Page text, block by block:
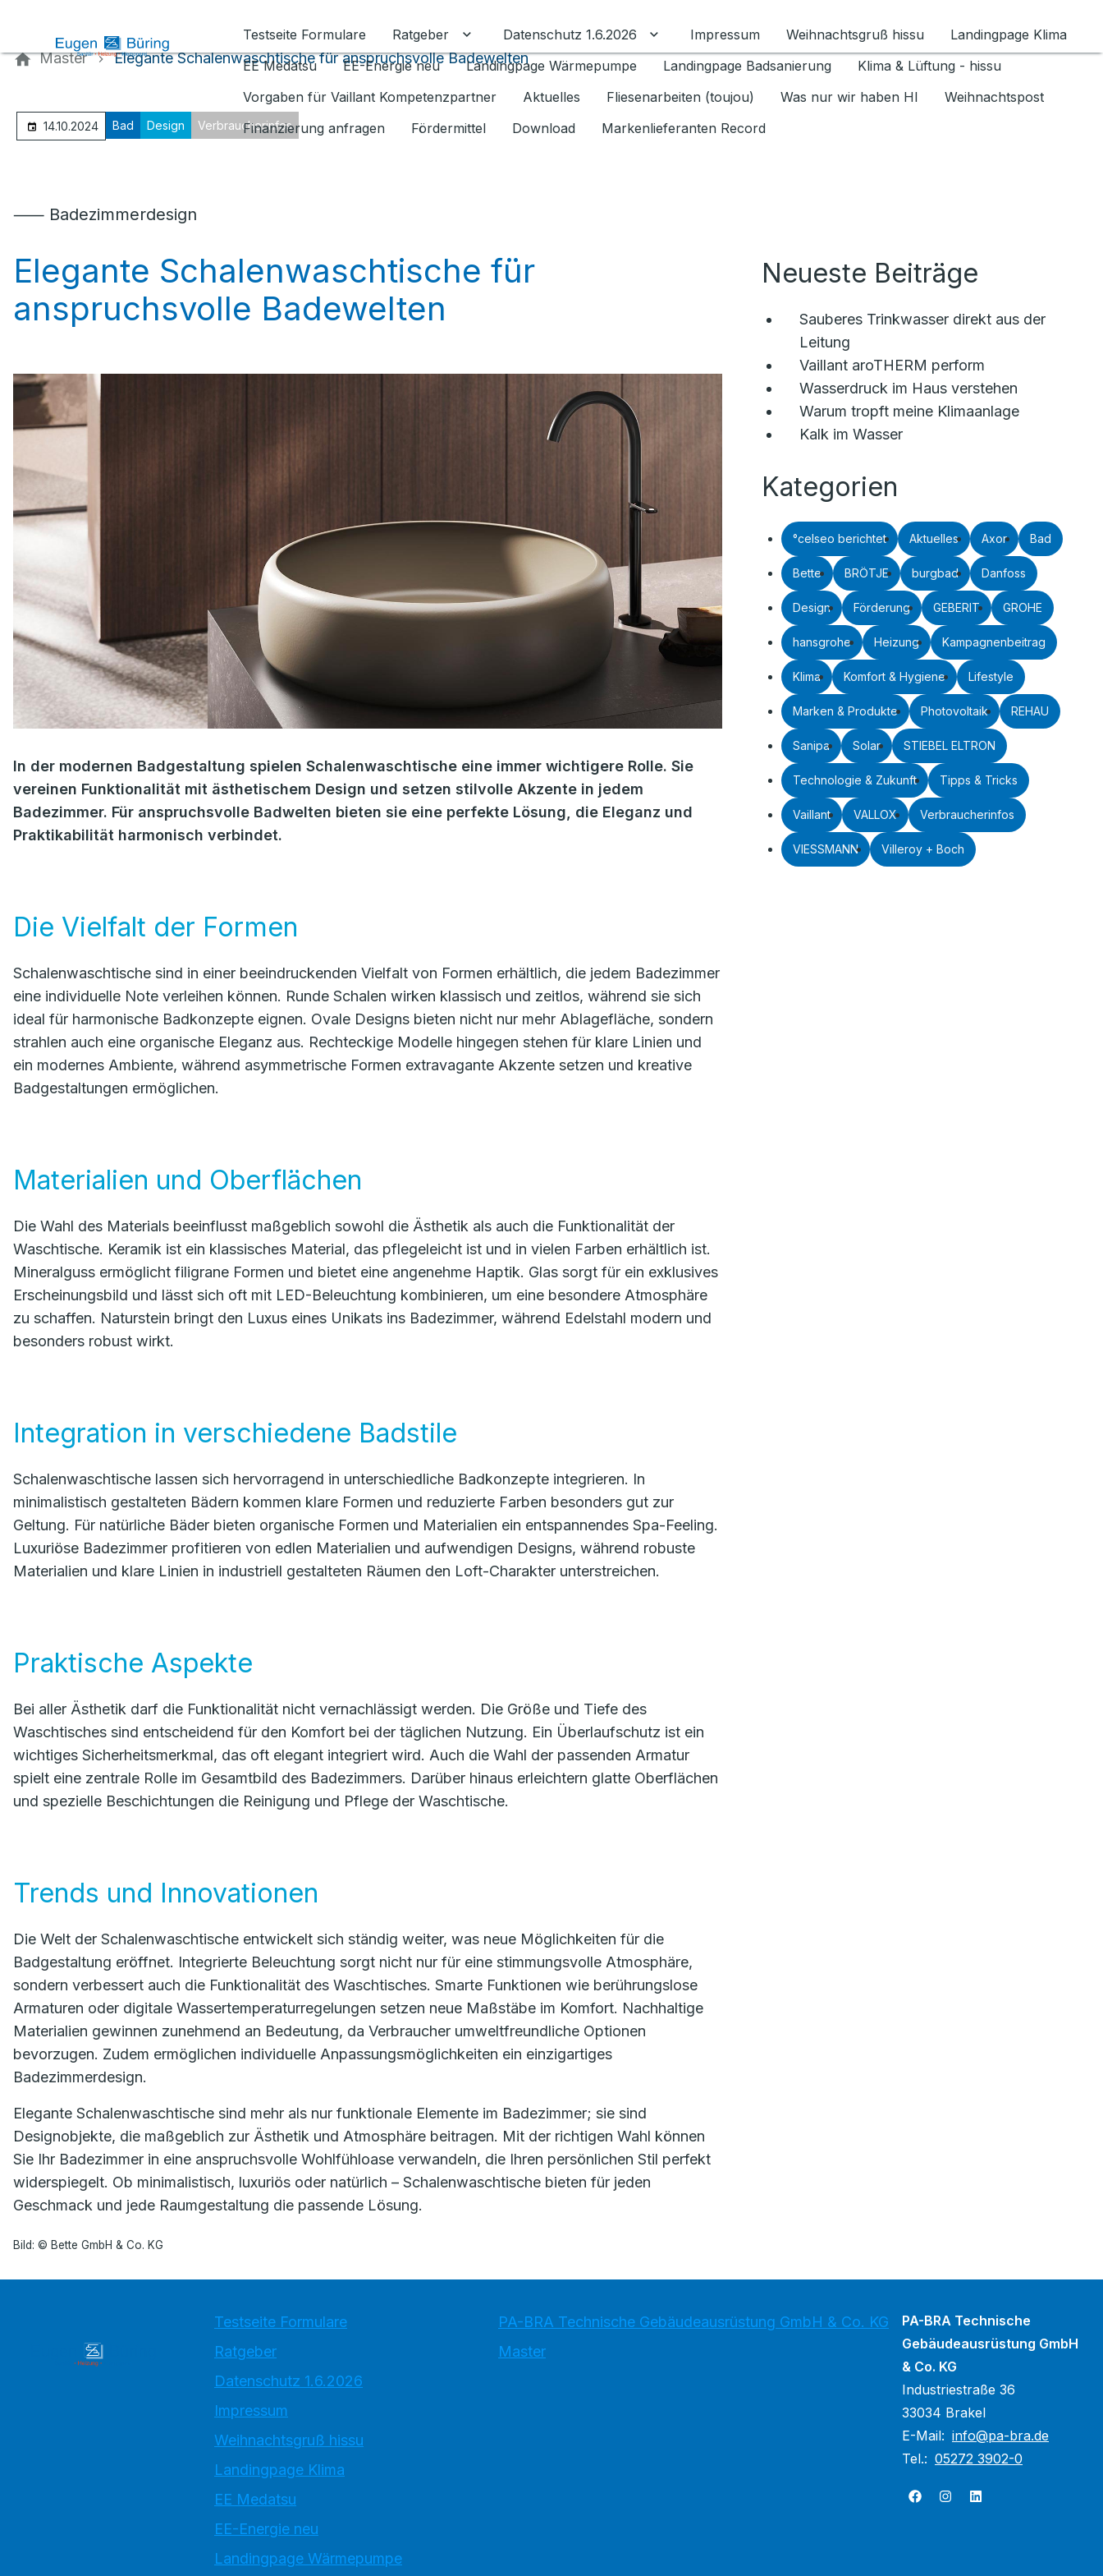
Testseite Formulare
Ratgeber Untermenü für Ratgeber umschalten
Datenschutz 1.6.2026 Untermenü für Datenschutz 1.6.2026 umschalten
Impressum Weihnachtsgruß hissu
Landingpage Klima
EE Medatsu
EE-Energie neu Landingpage Wärmepumpe Landingpage Badsanierung
Klima & Lüftung - hissu
Vorgaben für Vaillant Kompetenzpartner
Aktuelles Fliesenarbeiten (toujou) Was nur wir haben HI
Weihnachtspost
Finanzierung anfragen
Fördermittel Download Markenlieferanten Record
Master Elegante Schalenwaschtische für anspruchsvolle Badewelten
14.10.2024 Bad Design Verbraucherinfos
⸺ Badezimmerdesign
Elegante Schalenwaschtische für
anspruchsvolle Badewelten
In der modernen Badgestaltung spielen Schalenwaschtische eine immer wichtigere Rolle. Sie
vereinen Funktionalität mit ästhetischem Design und setzen stilvolle Akzente in jedem
Badezimmer. Für anspruchsvolle Badwelten bieten sie eine perfekte Lösung, die Eleganz und
Praktikabilität harmonisch verbindet.
Die Vielfalt der Formen
Schalenwaschtische sind in einer beeindruckenden Vielfalt von Formen erhältlich, die jedem Badezimmer
eine individuelle Note verleihen können. Runde Schalen wirken klassisch und zeitlos, während sie sich
ideal für harmonische Badkonzepte eignen. Ovale Designs bieten nicht nur mehr Ablagefläche, sondern
strahlen auch eine organische Eleganz aus. Rechteckige Modelle hingegen stehen für klare Linien und
ein modernes Ambiente, während asymmetrische Formen extravagante Akzente setzen und kreative
Badgestaltungen ermöglichen.
Materialien und Oberflächen
Die Wahl des Materials beeinflusst maßgeblich sowohl die Ästhetik als auch die Funktionalität der
Waschtische. Keramik ist ein klassisches Material, das pflegeleicht ist und in vielen Farben erhältlich ist.
Mineralguss ermöglicht filigrane Formen und bietet eine angenehme Haptik. Glas sorgt für ein exklusives
Erscheinungsbild und lässt sich oft mit LED-Beleuchtung kombinieren, um eine besondere Atmosphäre
zu schaffen. Naturstein bringt den Luxus eines Unikats ins Badezimmer, während Edelstahl modern und
besonders robust wirkt.
Integration in verschiedene Badstile
Schalenwaschtische lassen sich hervorragend in unterschiedliche Badkonzepte integrieren. In
minimalistisch gestalteten Bädern kommen klare Formen und reduzierte Farben besonders gut zur
Geltung. Für natürliche Bäder bieten organische Formen und Materialien ein entspannendes Spa-Feeling.
Luxuriöse Badezimmer profitieren von edlen Materialien und aufwendigen Designs, während robuste
Materialien und klare Linien in industriell gestalteten Räumen den Loft-Charakter unterstreichen.
Praktische Aspekte
Bei aller Ästhetik darf die Funktionalität nicht vernachlässigt werden. Die Größe und Tiefe des
Waschtisches sind entscheidend für den Komfort bei der täglichen Nutzung. Ein Überlaufschutz ist ein
wichtiges Sicherheitsmerkmal, das oft elegant integriert wird. Auch die Wahl der passenden Armatur
spielt eine zentrale Rolle im Gesamtbild des Badezimmers. Darüber hinaus erleichtern glatte Oberflächen
und spezielle Beschichtungen die Reinigung und Pflege der Waschtische.
Trends und Innovationen
Die Welt der Schalenwaschtische entwickelt sich ständig weiter, was neue Möglichkeiten für die
Badgestaltung eröffnet. Integrierte Beleuchtung sorgt nicht nur für eine stimmungsvolle Atmosphäre,
sondern verbessert auch die Funktionalität des Waschtisches. Smarte Funktionen wie berührungslose
Armaturen oder digitale Wassertemperaturregelungen setzen neue Maßstäbe im Komfort. Nachhaltige
Materialien gewinnen zunehmend an Bedeutung, da Verbraucher umweltfreundliche Optionen
bevorzugen. Zudem ermöglichen individuelle Anpassungsmöglichkeiten ein einzigartiges
Badezimmerdesign.
Elegante Schalenwaschtische sind mehr als nur funktionale Elemente im Badezimmer; sie sind
Designobjekte, die maßgeblich zur Ästhetik und Atmosphäre beitragen. Mit der richtigen Wahl können
Sie Ihr Badezimmer in eine anspruchsvolle Wohlfühloase verwandeln, die Ihren persönlichen Stil perfekt
widerspiegelt. Ob minimalistisch, luxuriös oder natürlich – Schalenwaschtische bieten für jeden
Geschmack und jede Raumgestaltung die passende Lösung.
Bild: © Bette GmbH & Co. KG
Neueste Beiträge
Sauberes Trinkwasser direkt aus der
Leitung
Vaillant aroTHERM perform
Wasserdruck im Haus verstehen
Warum tropft meine Klimaanlage
Kalk im Wasser
Kategorien
°celseo berichtet Aktuelles Axor Bad
Bette BRÖTJE burgbad Danfoss
Design Förderung GEBERIT GROHE
hansgrohe Heizung Kampagnenbeitrag
Klima Komfort & Hygiene Lifestyle
Marken & Produkte Photovoltaik REHAU
Sanipa Solar STIEBEL ELTRON
Technologie & Zukunft Tipps & Tricks
Vaillant VALLOX Verbraucherinfos
VIESSMANN Villeroy + Boch
Testseite Formulare
Ratgeber
Datenschutz 1.6.2026
Impressum
Weihnachtsgruß hissu
Landingpage Klima
EE Medatsu
EE-Energie neu
Landingpage Wärmepumpe
PA-BRA Technische Gebäudeausrüstung GmbH & Co. KG
Master
PA-BRA Technische
Gebäudeausrüstung GmbH
& Co. KG
Industriestraße 36
33034 Brakel
E-Mail: info@pa-bra.de
Tel.: 05272 3902-0